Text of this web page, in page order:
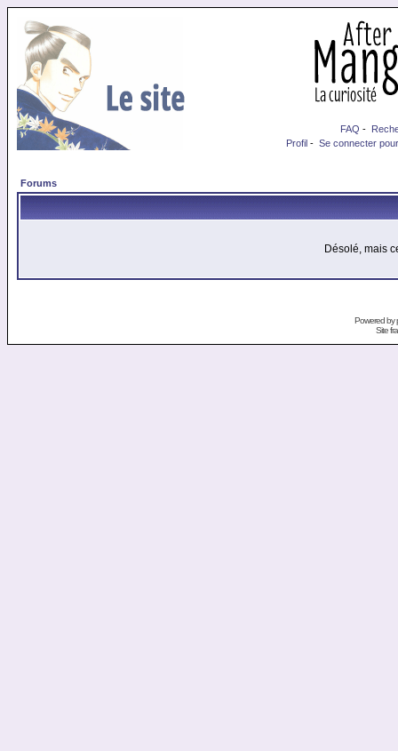
FAQ -
Profil - Se connecter
Forums
Désolé, mais
Powered by
Site